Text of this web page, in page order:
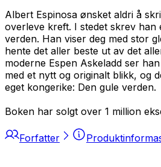
Albert Espinosa ønsket aldri å
overleve kreft. I stedet skrev han
verden. Han viser deg med stor
hente det aller beste ut av det
moderne Espen Askeladd ser
med et nytt og originalt blikk, og
eget kongerike: Den gule verden.
Boken har solgt over 1 million
Forfatter